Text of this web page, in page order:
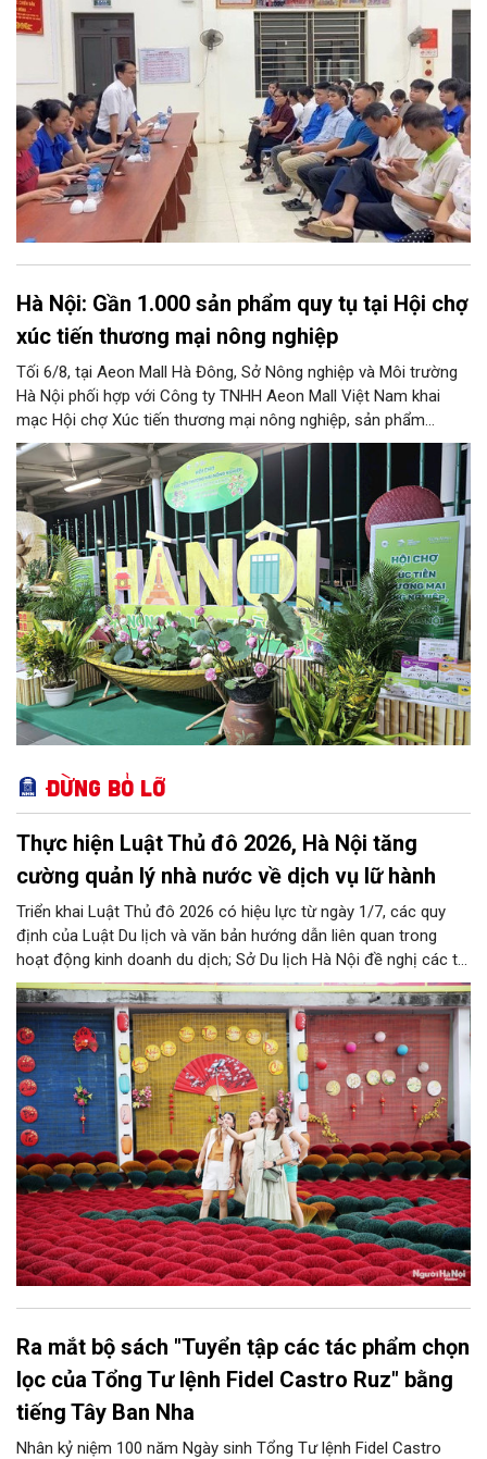
đời, đưa tri thức và kỹ năng số thấm sâu vào mọi mặt đời sống.
Đây được xem là bước đi chiến lược để hình thành nét văn hóa
học tập mới, hướng tới phát triển toàn diện lực lượng công dân
số, xã hội số và xã hội học tập trên địa bàn thành phố.
Hà Nội: Gần 1.000 sản phẩm quy tụ tại Hội chợ
xúc tiến thương mại nông nghiệp
Tối 6/8, tại Aeon Mall Hà Đông, Sở Nông nghiệp và Môi trường
Hà Nội phối hợp với Công ty TNHH Aeon Mall Việt Nam khai
mạc Hội chợ Xúc tiến thương mại nông nghiệp, sản phẩm
OCOP Hà Nội (HaNoi Agriculture Fair 2026).
Đừng bỏ lỡ
Thực hiện Luật Thủ đô 2026, Hà Nội tăng
cường quản lý nhà nước về dịch vụ lữ hành
Triển khai Luật Thủ đô 2026 có hiệu lực từ ngày 1/7, các quy
định của Luật Du lịch và văn bản hướng dẫn liên quan trong
hoạt động kinh doanh du dịch; Sở Du lịch Hà Nội đề nghị các tổ
chức, đơn vị, doanh nghiệp kinh doanh dịch vụ lữ hành trên địa
bàn thành phố thực hiện một số nội dung quan trọng. Qua đó
góp phần thực hiện thắng lợi các mục tiêu phát triển du lịch Hà
Nội năm 2026 và giai đoạn tiếp theo.
Ra mắt bộ sách "Tuyển tập các tác phẩm chọn
lọc của Tổng Tư lệnh Fidel Castro Ruz" bằng
tiếng Tây Ban Nha
Nhân kỷ niệm 100 năm Ngày sinh Tổng Tư lệnh Fidel Castro